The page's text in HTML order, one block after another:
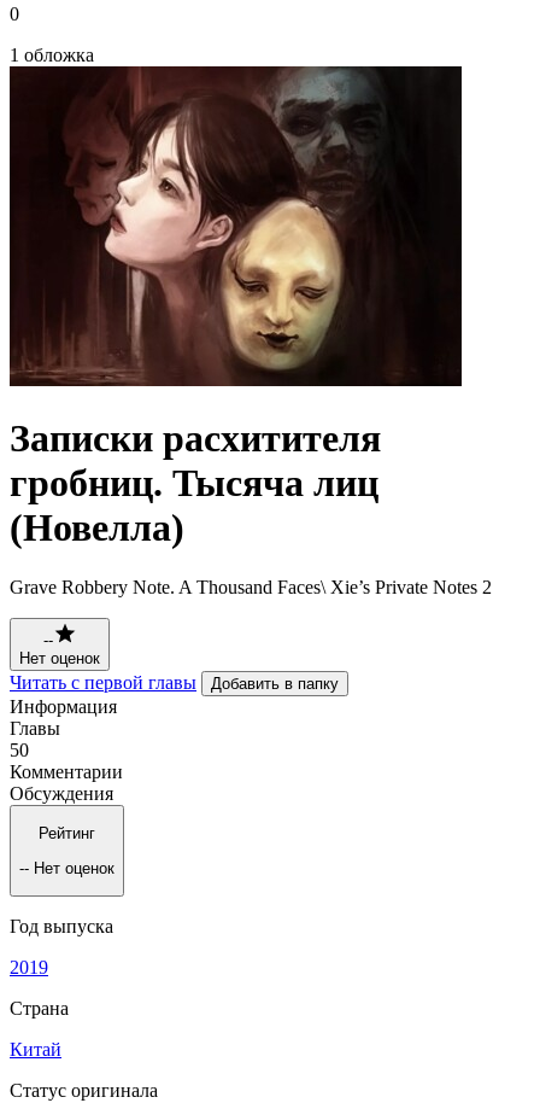
0
1 обложка
Записки расхитителя
гробниц. Тысяча лиц
(Новелла)
Grave Robbery Note. A Thousand Faces\ Xie’s Private Notes 2
--
Нет оценок
Читать с первой главы Добавить в папку
Информация
Главы
50
Комментарии
Обсуждения
Рейтинг
-- Нет оценок
Год выпуска
2019
Страна
Китай
Статус оригинала